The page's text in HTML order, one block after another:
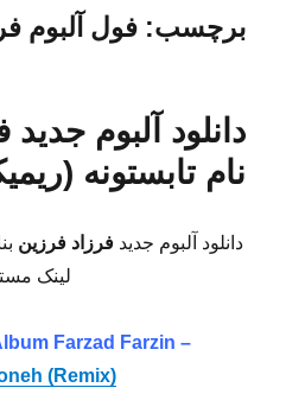
برچسب:فول آلبوم
دانلود آلبوم جدید
نام تابستونه
دانلود آلبوم جدید فرزاد فرزین
لینک
Farzad Farzin –
(Remix)